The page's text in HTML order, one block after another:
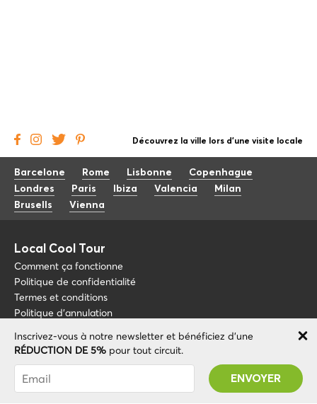
Inscrivez-vous à notre newsletter et bénéficiez d'une
RÉDUCTION DE 5% pour tout circuit.
Vous avez été abonné avec succès ! Vous
recevrez votre code promotionnel après avoir
validé votre compte !
Découvrez la ville lors d'une visite locale
Barcelone Rome Lisbonne
Copenhague
Londres
Paris Ibiza Valencia
Milan
Brusells
Vienna
Local Cool Tour
Comment ça fonctionne
Politique de confidentialité
Termes et conditions
Politique d'annulation
Blog
À propos de nous
FAQ
Devenez guide
+34 675 176 220